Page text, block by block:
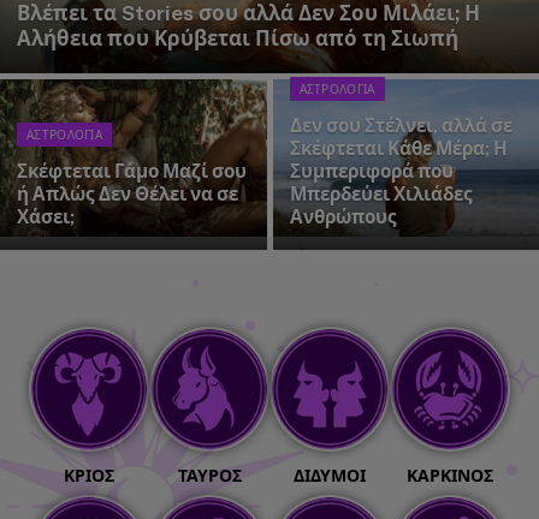
Βλέπει τα Stories σου αλλά Δεν Σου Μιλάει; Η
Αλήθεια που Κρύβεται Πίσω από τη Σιωπή
ΑΣΤΡΟΛΟΓΙΑ
Σκέφτεται Γάμο Μαζί σου
ή Απλώς Δεν Θέλει να σε
Χάσει;
ΑΣΤΡΟΛΟΓΙΑ
Δεν σου Στέλνει, αλλά σε
Σκέφτεται Κάθε Μέρα; Η
Συμπεριφορά που
Μπερδεύει Χιλιάδες
Ανθρώπους
ΚΡΙΌΣ ΤΑΎΡΟΣ ΔΊΔΥΜΟΙ ΚΑΡΚΊΝΟΣ